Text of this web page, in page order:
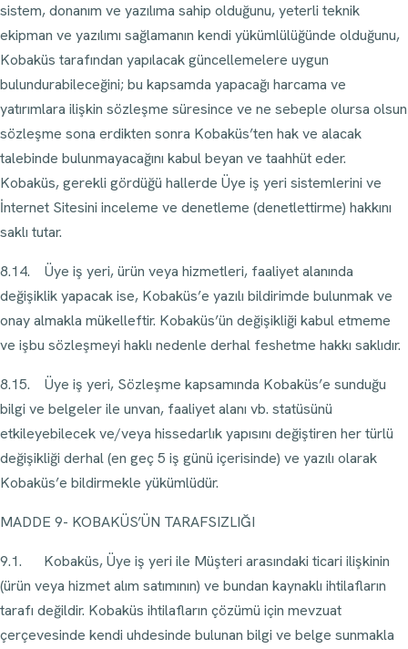
sistem, donanım ve yazılıma sahip olduğunu, yeterli teknik
ekipman ve yazılımı sağlamanın kendi yükümlülüğünde olduğunu,
Kobaküs tarafından yapılacak güncellemelere uygun
bulundurabileceğini; bu kapsamda yapacağı harcama ve
yatırımlara ilişkin sözleşme süresince ve ne sebeple olursa olsun
sözleşme sona erdikten sonra Kobaküs’ten hak ve alacak
talebinde bulunmayacağını kabul beyan ve taahhüt eder.
Kobaküs, gerekli gördüğü hallerde Üye iş yeri sistemlerini ve
İnternet Sitesini inceleme ve denetleme (denetlettirme) hakkını
saklı tutar.
8.14. Üye iş yeri, ürün veya hizmetleri, faaliyet alanında
değişiklik yapacak ise, Kobaküs’e yazılı bildirimde bulunmak ve
onay almakla mükelleftir. Kobaküs’ün değişikliği kabul etmeme
ve işbu sözleşmeyi haklı nedenle derhal feshetme hakkı saklıdır.
8.15. Üye iş yeri, Sözleşme kapsamında Kobaküs’e sunduğu
bilgi ve belgeler ile unvan, faaliyet alanı vb. statüsünü
etkileyebilecek ve/veya hissedarlık yapısını değiştiren her türlü
değişikliği derhal (en geç 5 iş günü içerisinde) ve yazılı olarak
Kobaküs’e bildirmekle yükümlüdür.
MADDE 9- KOBAKÜS’ÜN TARAFSIZLIĞI
9.1. Kobaküs, Üye iş yeri ile Müşteri arasındaki ticari ilişkinin
(ürün veya hizmet alım satımının) ve bundan kaynaklı ihtilafların
tarafı değildir. Kobaküs ihtilafların çözümü için mevzuat
çerçevesinde kendi uhdesinde bulunan bilgi ve belge sunmakla